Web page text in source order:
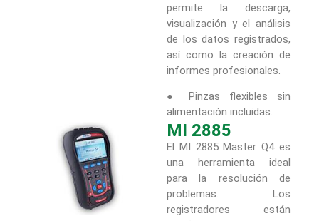
permite la descarga,
visualización y el análisis
de los datos registrados,
así como la creación de
informes profesionales.
● Pinzas flexibles sin
alimentación incluidas.
MI 2885
El MI 2885 Master Q4 es
una herramienta ideal
para la resolución de
problemas. Los
registradores están